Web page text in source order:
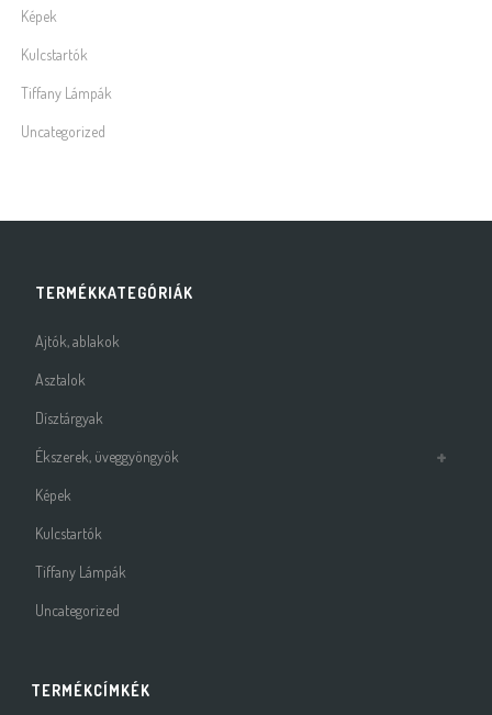
Képek
Kulcstartók
Tiffany Lámpák
Uncategorized
TERMÉKKATEGÓRIÁK
Ajtók, ablakok
Asztalok
Dísztárgyak
Ékszerek, üveggyöngyök
Képek
Kulcstartók
Tiffany Lámpák
Uncategorized
TERMÉKCÍMKÉK